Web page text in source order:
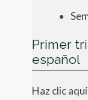
Primer
español
Haz clic